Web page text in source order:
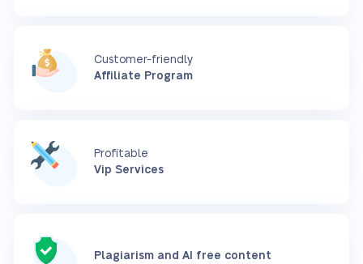
Customer-friendly
Affiliate Program
Profitable
Vip Services
Plagiarism and AI free content